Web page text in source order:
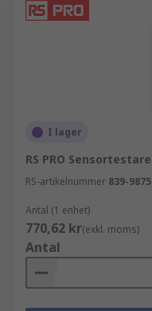
I lager
RS PRO Sensortestare
RS-artikelnummer 839-9875
Antal (1 enhet)
770,62 kr(exkl. moms)
Antal